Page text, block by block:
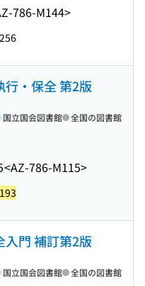
786-M144>
行・保全 第2版
<AZ-786-M115>
国立国会図書館 全国の図書館
入門 補訂第2版
国立国会図書館 全国の図書館